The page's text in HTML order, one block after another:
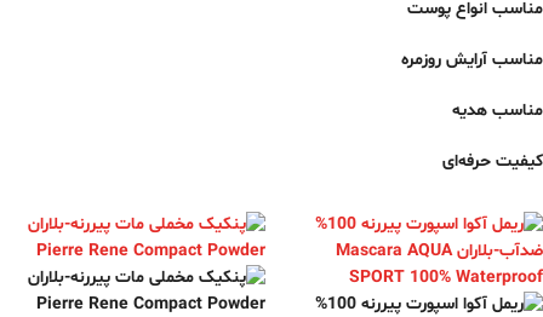
مناسب انواع پوست
مناسب آرایش روزمره
مناسب هدیه
کیفیت حرفه‌ای